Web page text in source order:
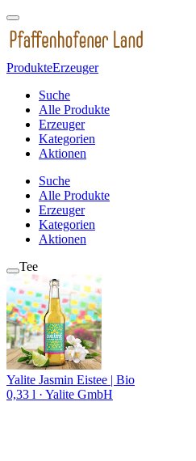
ProdukteErzeuger
Suche
Alle Produkte
Erzeuger
Kategorien
Aktionen
Suche
Alle Produkte
Erzeuger
Kategorien
Aktionen
Tee
Yalite Jasmin Eistee | Bio
0,33 l · Yalite GmbH